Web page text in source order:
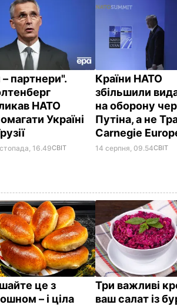
партнери".
НАТО
Україні
16.49СВІТ
Країни НАТО
збільшили
на оборону
Путіна, а не
Carnegie
14 серпня, 09.54СВІТ
це з
– і ціла
Три важливі
ваш салат із